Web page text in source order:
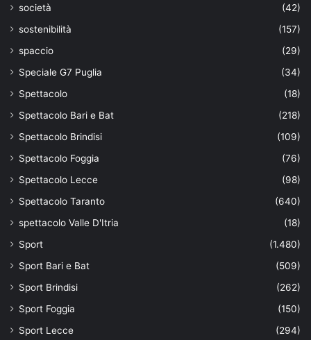
società
(42)
sostenibilità
(157)
spaccio
(29)
Speciale G7 Puglia
(34)
Spettacolo
(18)
Spettacolo Bari e Bat
(218)
Spettacolo Brindisi
(109)
Spettacolo Foggia
(76)
Spettacolo Lecce
(98)
Spettacolo Taranto
(640)
spettacolo Valle D'Itria
(18)
Sport
(1.480)
Sport Bari e Bat
(509)
Sport Brindisi
(262)
Sport Foggia
(150)
Sport Lecce
(294)